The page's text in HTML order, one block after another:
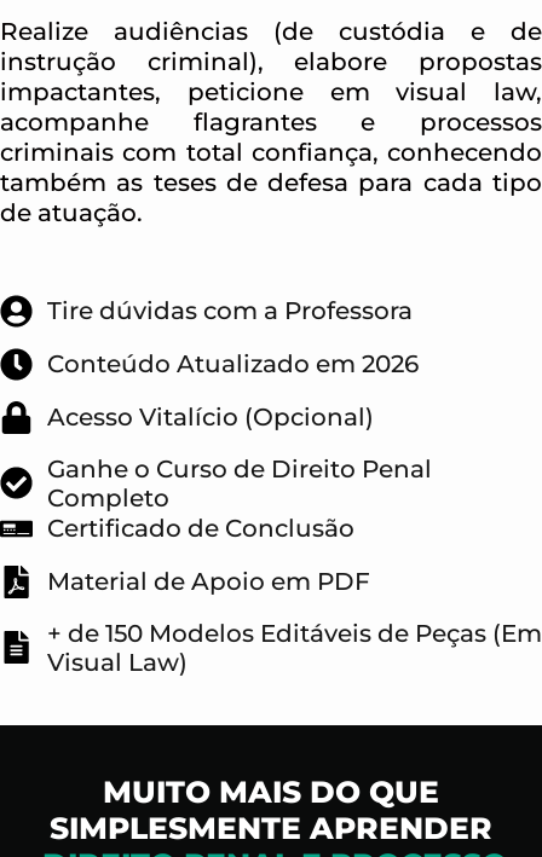
Realize audiências (de custódia e de
instrução criminal), elabore propostas
impactantes, peticione em visual law,
acompanhe flagrantes e processos
criminais com total confiança, conhecendo
também as teses de defesa para cada tipo
de atuação.
Tire dúvidas com a Professora
Conteúdo Atualizado em 2026
Acesso Vitalício (Opcional)
Ganhe o Curso de Direito Penal
Completo
Certificado de Conclusão
Material de Apoio em PDF
+ de 150 Modelos Editáveis de Peças (Em
Visual Law)
MUITO MAIS DO QUE
SIMPLESMENTE APRENDER